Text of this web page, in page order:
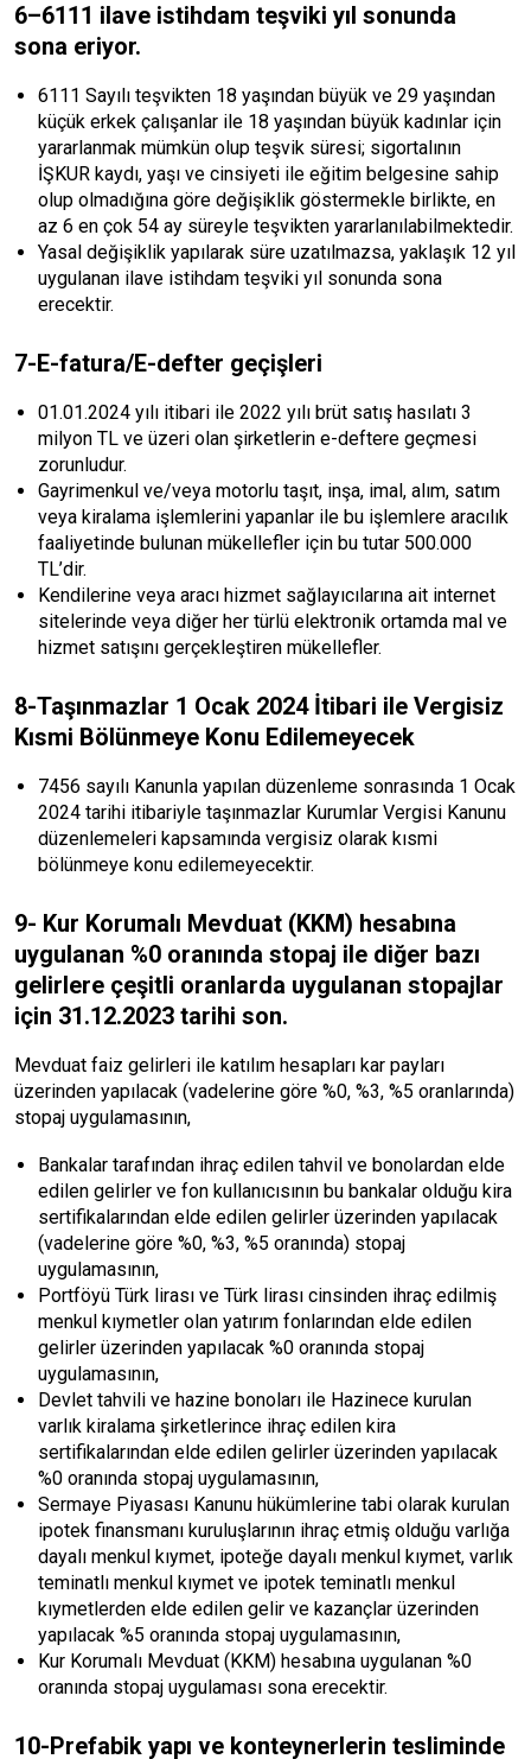
6–6111 ilave istihdam teşviki yıl sonunda
sona eriyor.
6111 Sayılı teşvikten 18 yaşından büyük ve 29 yaşından
küçük erkek çalışanlar ile 18 yaşından büyük kadınlar için
yararlanmak mümkün olup teşvik süresi; sigortalının
İŞKUR kaydı, yaşı ve cinsiyeti ile eğitim belgesine sahip
olup olmadığına göre değişiklik göstermekle birlikte, en
az 6 en çok 54 ay süreyle teşvikten yararlanılabilmektedir.
Yasal değişiklik yapılarak süre uzatılmazsa, yaklaşık 12 yıl
uygulanan ilave istihdam teşviki yıl sonunda sona
erecektir.
7-E-fatura/E-defter geçişleri
01.01.2024 yılı itibari ile 2022 yılı brüt satış hasılatı 3
milyon TL ve üzeri olan şirketlerin e-deftere geçmesi
zorunludur.
Gayrimenkul ve/veya motorlu taşıt, inşa, imal, alım, satım
veya kiralama işlemlerini yapanlar ile bu işlemlere aracılık
faaliyetinde bulunan mükellefler için bu tutar 500.000
TL’dir.
Kendilerine veya aracı hizmet sağlayıcılarına ait internet
sitelerinde veya diğer her türlü elektronik ortamda mal ve
hizmet satışını gerçekleştiren mükellefler.
8-Taşınmazlar 1 Ocak 2024 İtibari ile Vergisiz
Kısmi Bölünmeye Konu Edilemeyecek
7456 sayılı Kanunla yapılan düzenleme sonrasında 1 Ocak
2024 tarihi itibariyle taşınmazlar Kurumlar Vergisi Kanunu
düzenlemeleri kapsamında vergisiz olarak kısmi
bölünmeye konu edilemeyecektir.
9- Kur Korumalı Mevduat (KKM) hesabına
uygulanan %0 oranında stopaj ile diğer bazı
gelirlere çeşitli oranlarda uygulanan stopajlar
için 31.12.2023 tarihi son.
Mevduat faiz gelirleri ile katılım hesapları kar payları
üzerinden yapılacak (vadelerine göre %0, %3, %5 oranlarında)
stopaj uygulamasının,
Bankalar tarafından ihraç edilen tahvil ve bonolardan elde
edilen gelirler ve fon kullanıcısının bu bankalar olduğu kira
sertifikalarından elde edilen gelirler üzerinden yapılacak
(vadelerine göre %0, %3, %5 oranında) stopaj
uygulamasının,
Portföyü Türk lirası ve Türk lirası cinsinden ihraç edilmiş
menkul kıymetler olan yatırım fonlarından elde edilen
gelirler üzerinden yapılacak %0 oranında stopaj
uygulamasının,
Devlet tahvili ve hazine bonoları ile Hazinece kurulan
varlık kiralama şirketlerince ihraç edilen kira
sertifikalarından elde edilen gelirler üzerinden yapılacak
%0 oranında stopaj uygulamasının,
Sermaye Piyasası Kanunu hükümlerine tabi olarak kurulan
ipotek finansmanı kuruluşlarının ihraç etmiş olduğu varlığa
dayalı menkul kıymet, ipoteğe dayalı menkul kıymet, varlık
teminatlı menkul kıymet ve ipotek teminatlı menkul
kıymetlerden elde edilen gelir ve kazançlar üzerinden
yapılacak %5 oranında stopaj uygulamasının,
Kur Korumalı Mevduat (KKM) hesabına uygulanan %0
oranında stopaj uygulaması sona erecektir.
10-Prefabik yapı ve konteynerlerin tesliminde